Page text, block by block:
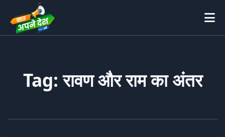
Tag: रावण और राम का अंतर